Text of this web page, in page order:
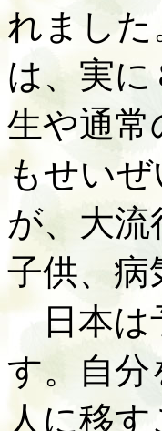
れまし
は、実
生や通
もせい
が、大
子供、病
日本は
す。自
人に移